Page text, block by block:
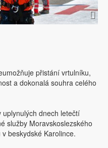
přistání vrtulníku,
a dokonalá souhra celého
uplynulých dnech letečtí
služby Moravskoslezského
beskydské Karolince.